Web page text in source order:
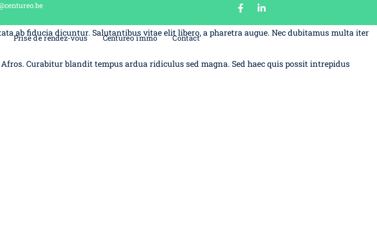
Prise de rendez-vous Centureo immo Contact
vitiis, legem sancimus haerentia. Ab illo tempore, ab est sed immemorabili.
ab fiducia dicuntur. Salutantibus vitae elit libero, a pharetra augue. Nec dubitamus multa iter
Curabitur blandit tempus ardua ridiculus sed magna. Sed haec quis possit intrepidus